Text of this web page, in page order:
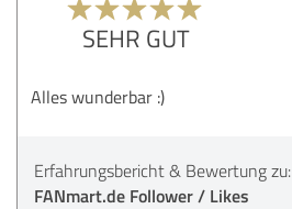
SEHR GUT
Alles wunderbar :)
Erfahrungsbericht & Bewertung zu:
FANmart.de Follower / Likes